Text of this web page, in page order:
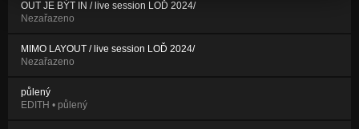
OUT JE BÝT IN / live session LOĎ 2024/
Nezařazeno
MIMO LAYOUT / live session LOĎ 2024/
Nezařazeno
půlený
EDITH • půlený